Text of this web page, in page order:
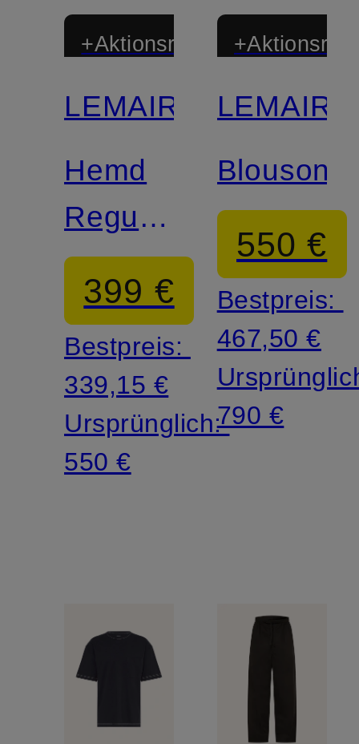
+Aktionsrabatt
LEMAIRE
Hemd
Regular
Fit
399 €
Bestpreis:
339,15 €
Ursprünglich:
550 €
LEMAIRE
Blouson
550 €
Bestpreis:
467,50 €
790 €